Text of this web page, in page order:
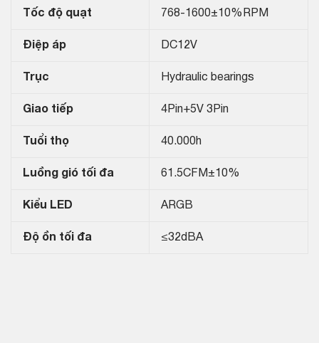
Tốc độ quạt 768-1600±10%RPM
Điệp áp DC12V
Trục Hydraulic bearings
Giao tiếp 4Pin+5V 3Pin
Tuổi thọ 40.000h
Luồng gió tối đa 61.5CFM±10%
Kiểu LED ARGB
Độ ồn tối đa ≤32dBA